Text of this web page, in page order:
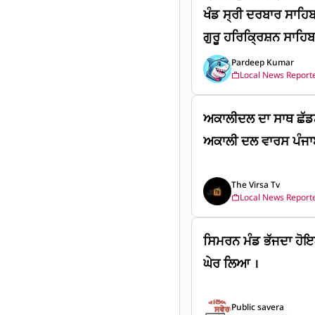
ਖੰਡ ਸ੍ਰੀ ਦਰਬਾਰ
ਗੁਰੂ ਹਰਿਕ੍ਰਿਸ਼ਨ
ਸ੍ਰੀ ਦਰਬਾਰ ਸਾਹਿਬ
Pardeep Kumar
Local News
ਅਕਾਲੀਦਲ ਦਾ ਸਾਥ
ਅਕਾਲੀ ਦਲ ਵਾਰਸ
The Virsa Tv
Local News
ਸਿਮਰਨ ਮੰਡ ਭੱਜਦਾ
ਘੇਰ ਲਿਆ ।
Public savera